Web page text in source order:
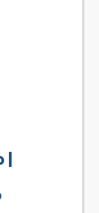
|